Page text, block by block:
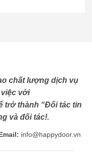
chất lượng dịch vụ
với
trở thành “Đối tác tin
và đối tác!.
: info@happydoor.vn